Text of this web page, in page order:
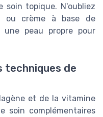
soin topique. N'oubliez
ou crème à base de
peau propre pour
techniques de
et de la vitamine
soin complémentaires